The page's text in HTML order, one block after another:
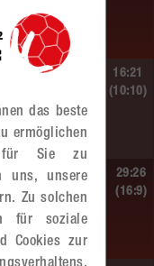
16:21
(10:10)
29:26
(16:9)
das beste
ermöglichen
Sie zu
uns, unsere
Zu solchen
für soziale
Cookies zur